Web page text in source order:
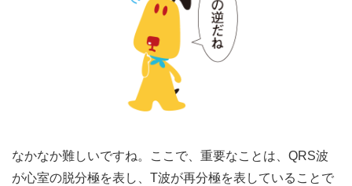
なかなか難しいですね。ここで、重要なことは、QRS波
が心室の脱分極を表し、T波が再分極を表していることで